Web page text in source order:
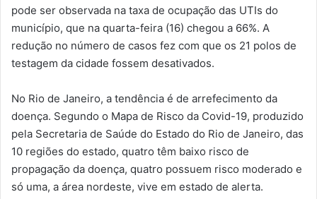
pode ser observada na taxa de ocupação das UTIs do
município, que na quarta-feira (16) chegou a 66%. A
redução no número de casos fez com que os 21 polos de
testagem da cidade fossem desativados.
No Rio de Janeiro, a tendência é de arrefecimento da
doença. Segundo o Mapa de Risco da Covid-19, produzido
pela Secretaria de Saúde do Estado do Rio de Janeiro, das
10 regiões do estado, quatro têm baixo risco de
propagação da doença, quatro possuem risco moderado e
só uma, a área nordeste, vive em estado de alerta.